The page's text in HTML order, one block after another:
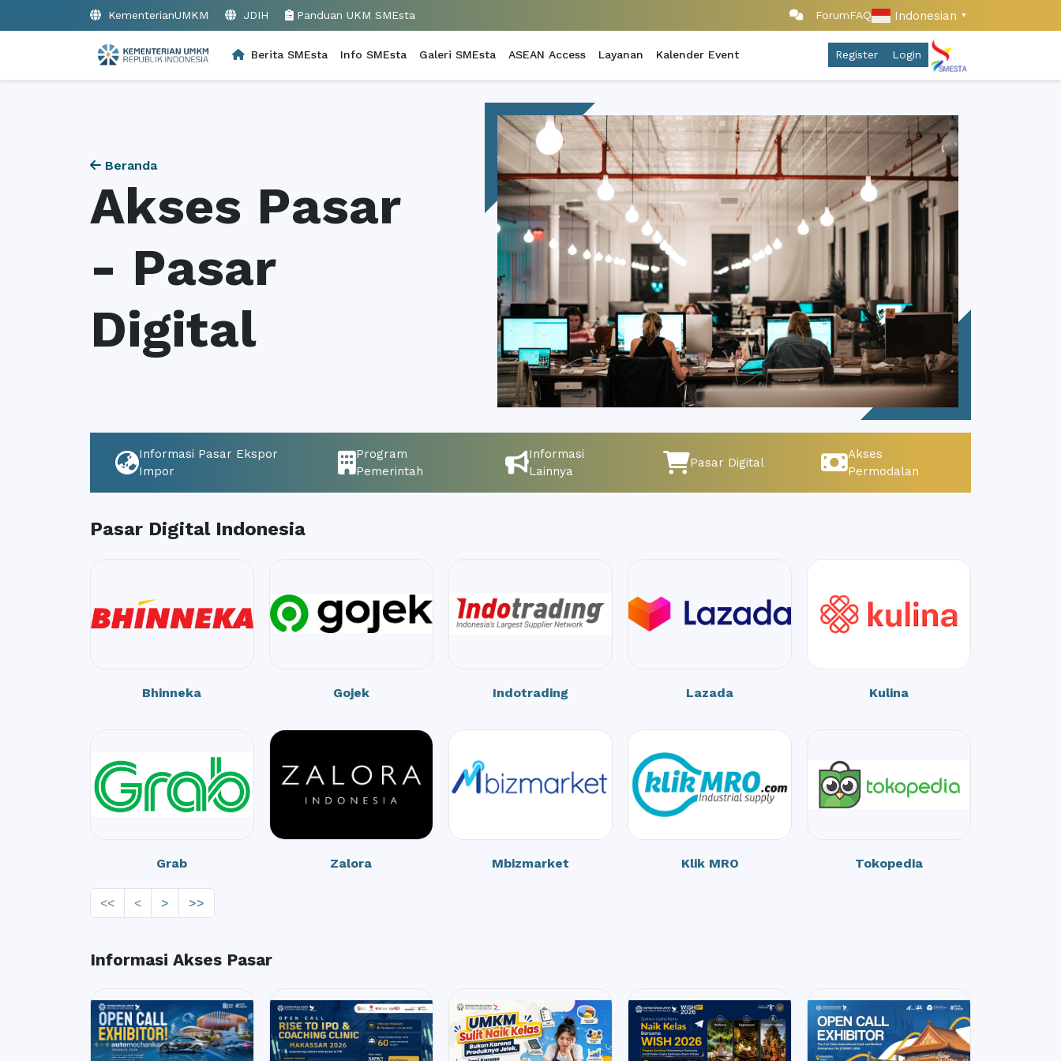
KementerianUMKM JDIH Panduan UKM SMEsta ForumFAQ Indonesian ▼
Berita SMEsta Info SMEsta Galeri SMEsta ASEAN Access Layanan Kalender Event Register Login
Beranda
Akses Pasar
- Pasar
Digital
Informasi Pasar Ekspor
Impor
Program
Pemerintah
Informasi
Lainnya
Pasar Digital
Akses
Permodalan
Pasar Digital Indonesia
Bhinneka Gojek Indotrading Lazada Kulina
Grab Zalora Mbizmarket Klik MRO Tokopedia
<< < > >>
Informasi Akses Pasar